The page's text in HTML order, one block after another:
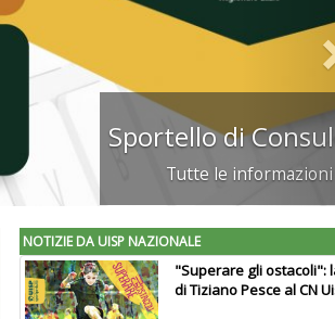
Stagione sportiva
Ecco il Vademecum Uisp
NOTIZIE DA UISP NAZIONALE
"Superare gli ostacoli":
di Tiziano Pesce al CN